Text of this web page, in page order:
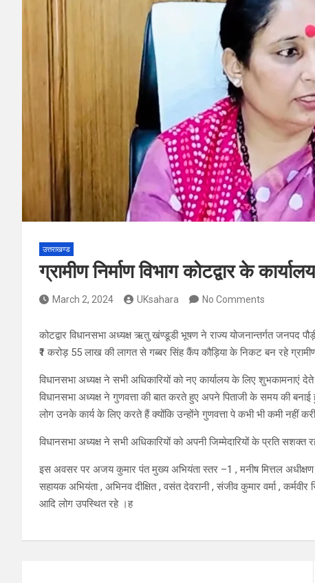
उत्तराखण्ड
ग्रामीण निर्माण विभाग कोटद्वार के
March 2, 2024 UKsahara No Comments
कोटद्वार विधानसभा अध्यक्ष ऋतु खंण्डूडी भूषण ने राज्य योजनान्तर्गत जनपद
₹1 करोड़ 55 लाख की लागत से गब्बर सिंह कैंप कौड़िया के निकट बन रहे ग्रामीण
विधानसभा अध्यक्ष ने सभी अधिकारियों को नए कार्यालय के लिए शुभकामनाएं
विधानसभा अध्यक्ष ने गुणवत्ता की बात करते हुए अपने पिताजी के समय की
लोग उनके कार्य के लिए करते हैं क्योंकि उन्होंने गुणवत्ता पे कभी भी कमी नहीं
विधानसभा अध्यक्ष ने सभी अधिकारियों को अपनी जिम्मेदारियों के प्रति
इस अवसर पर अजय कुमार पंत मुख्य अभियंता स्तर –1 , मनीष मित्तल अधीक्षण
सहायक अभियंता , अभिनव दीक्षित , वसंत देवरानी , संजीव कुमार वर्मा ,
आदि लोग उपस्थित रहे ।ह